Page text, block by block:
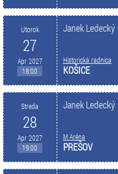
Utorok
27
Apr 2027
18:00
Janek Ledecký
Historická radnica
KOŠICE
Streda
28
Apr 2027
19:00
Janek Ledecký
M Aréna
PREŠOV